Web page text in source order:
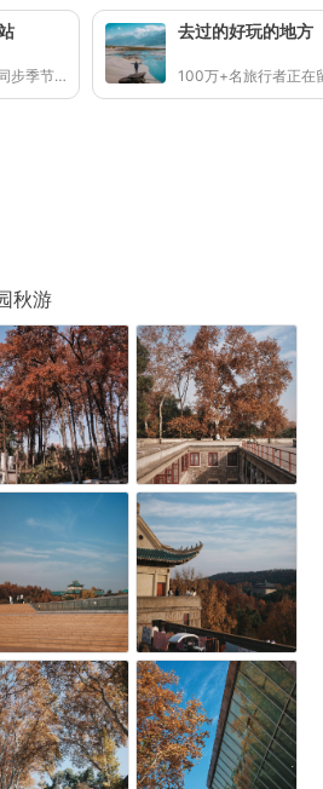
17万名情报员正在同步季节的讯号
去过的好玩的地方
秋游